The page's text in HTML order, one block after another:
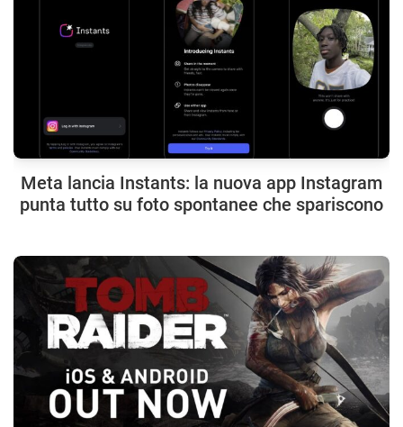
Meta lancia Instants: la nuova app Instagram
punta tutto su foto spontanee che spariscono